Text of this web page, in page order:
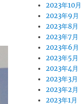
2023年10月
2023年9月
2023年8月
2023年7月
2023年6月
2023年5月
2023年4月
2023年3月
2023年2月
2023年1月